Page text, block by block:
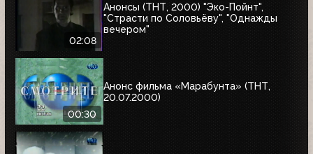
02:08
Анонсы (ТНТ, 2000) "Эко-Пойнт",
"Страсти по Соловьёву", "Однажды
вечером"
00:30
Анонс фильма «Марабунта» (ТНТ,
20.07.2000)